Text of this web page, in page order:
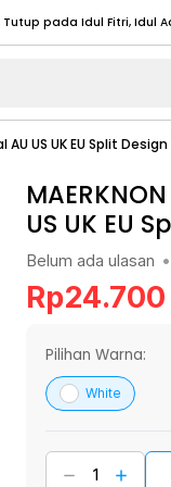
Tutup pada Idul Fitri
17:00) Selengkapnya
17:00) Selengkapnya
Tutup pada Idul Fitri
Tutup pada Idul Fitri
Tutup pada Idul Fitri
Selengkapnya
US UK EU Split
US UK EU
Belum ada ulasan •
Rp24.700
Pilihan Warna:
White